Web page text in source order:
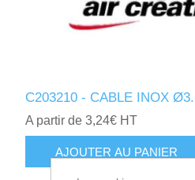
C203210 - CABLE INOX
A partir de 3,24€ HT
AJOUTER AU PANIER